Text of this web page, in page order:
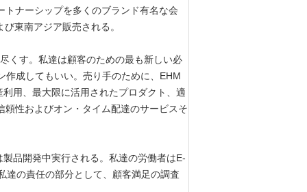
ナーシップを多くのブランド有名な会
東南アジア販売される。
くす。私達は顧客のための最も新しい必
成してもいい。売り手のために、EHM
用、最大限に活用されたプロダクト、適
性およびオン・タイム配達のサービスそ
品開発中実行される。私達の労働者はE-
達の責任の部分として、顧客満足の調査